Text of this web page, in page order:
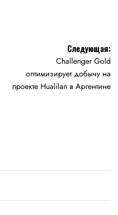
Следующая:
Challenger Gold
оптимизирует добычу на
проекте Hualilan в Аргентине